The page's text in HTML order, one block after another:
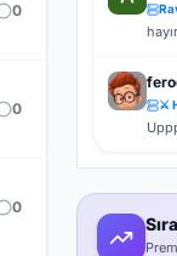
0
0
0